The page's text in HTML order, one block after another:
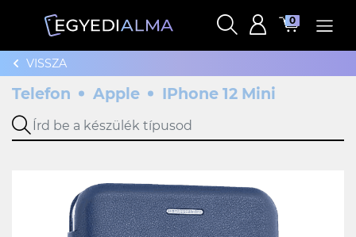
0
VISSZA
Telefon Apple IPhone 12 Mini